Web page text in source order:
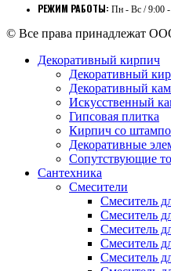
РЕЖИМ РАБОТЫ: Пн - Вс / 9:00
© Все права принадлежат
Декоративный кирпич
Декоративный
Декоративный
Искусственный
Гипсовая плитка
Кирпич со
Декоративные
Сопутствующие
Сантехника
Смесители
Смеситель
Смеситель
Смеситель
Смеситель
Смеситель